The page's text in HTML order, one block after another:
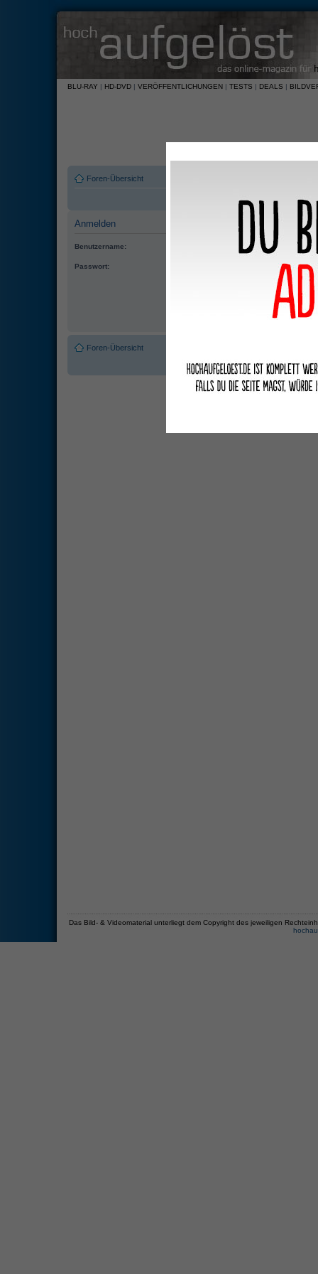
BLU-RAY | HD-DVD | VERÖFFENTLICHUNGEN | TESTS | DEALS |
Foren-Übersicht
Anmelden
Benutzername:
Passwort:
Meinen Online-Status während
Foren-Übersicht
Das Team• Alle Cookies des
Powered byphpBB© 2000, 2002,
Deutsche Übersetzung
Das Bild- & Videomaterial unterliegt dem Copyright des jeweiligen